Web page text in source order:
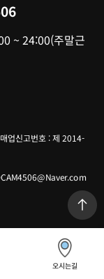
오시는길
업신고번호 : 제 2014-
~ 24:00(주말근